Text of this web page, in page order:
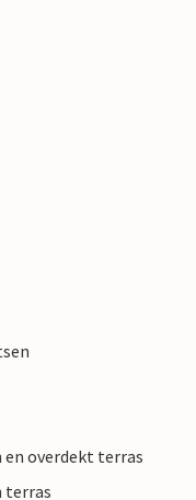
en overdekt terras
terras